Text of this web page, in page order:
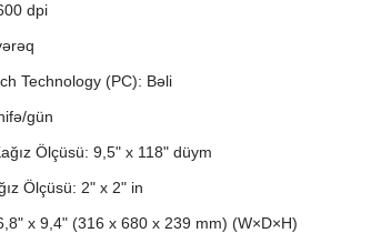
dpi
Technology (PC): Bəli
gün
Ölçüsü: 9,5" x 118" düym
Ölçüsü: 2" x 2" in
x 9,4" (316 x 680 x 239 mm) (W×D×H)